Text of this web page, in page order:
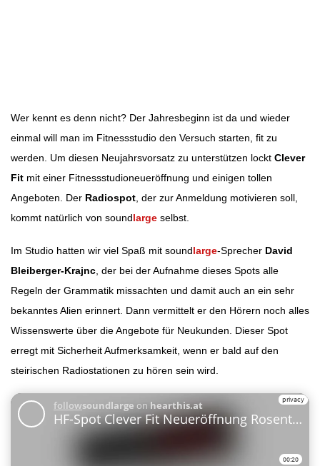
Wer kennt es denn nicht? Der Jahresbeginn ist da und wieder
einmal will man im Fitnessstudio den Versuch starten, fit zu
werden. Um diesen Neujahrsvorsatz zu unterstützen lockt Clever
Fit mit einer Fitnessstudioneueröffnung und einigen tollen
Angeboten. Der Radiospot , der zur Anmeldung motivieren soll,
kommt natürlich von soundlarge selbst.
Im Studio hatten wir viel Spaß mit soundlarge-Sprecher David
Bleiberger-Krajnc , der bei der Aufnahme dieses Spots alle
Regeln der Grammatik missachten und damit auch an ein sehr
bekanntes Alien erinnert. Dann vermittelt er den Hörern noch alles
Wissenswerte über die Angebote für Neukunden. Dieser Spot
erregt mit Sicherheit Aufmerksamkeit, wenn er bald auf den
steirischen Radiostationen zu hören sein wird.